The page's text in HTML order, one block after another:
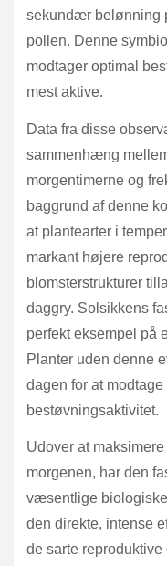
sekundær belønning
pollen. Denne
modtager optimal
mest aktive.
Data fra disse
sammenhæng
morgentimerne og
baggrund af denne
at plantearter i
markant højere
blomsterstrukturer
daggry. Solsikkens
perfekt eksempel på
Planter uden denne
dagen for at
bestøvningsaktivitet.
Udover at
morgenen, har den
væsentlige
den direkte, intense
de sarte